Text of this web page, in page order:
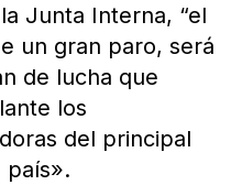
Junta Interna, “el
un gran paro, será
de lucha que
los
del principal
país».